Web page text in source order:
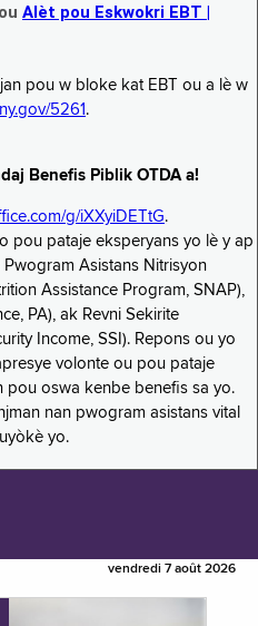
Alèt pou Eskwokri EBT |
pou w bloke kat EBT ou a lè w
5261 .
Benefis Piblik OTDA a!
g/iXXyiDETtG.
pou pataje eksperyans yo lè y ap
Asistans Nitrisyon
Assistance Program, SNAP),
PA), ak Revni Sekirite
Income, SSI). Repons ou yo
volonte ou pou pataje
pou oswa kenbe benefis sa yo.
nan pwogram asistans vital
yo.
vendredi 7 août 2026